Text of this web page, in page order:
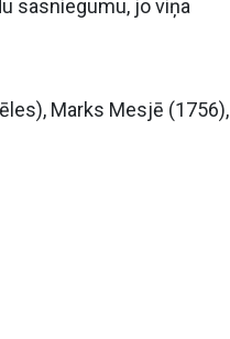
sasniegumu, jo viņa
Marks Mesjē (1756),